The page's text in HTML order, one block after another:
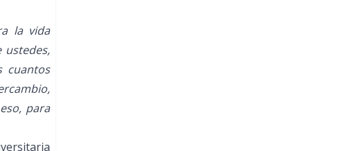
la vida
ustedes,
cuantos
para